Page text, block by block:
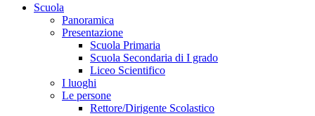
Scuola
Panoramica
Presentazione
Scuola Primaria
Scuola Secondaria di I grado
Liceo Scientifico
I luoghi
Le persone
Rettore/Dirigente Scolastico